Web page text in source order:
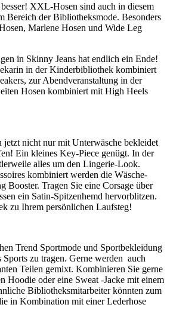
XXL-Hosen sind auch in diesem
Bereich der Bibliotheksmode. Besonders
Marlene Hosen und Wide Leg
in Skinny Jeans hat endlich ein Ende!
in der Kinderbibliothek kombiniert
zur Abendveranstaltung in der
Hosen kombiniert mit High Heels
jetzt nicht nur mit Unterwäsche bekleidet
Ein kleines Key-Piece genügt. In der
alles um den Lingerie-Look.
kombiniert werden die Wäsche-
Booster. Tragen Sie eine Corsage über
ein Satin-Spitzenhemd hervorblitzen.
zu Ihrem persönlichen Laufsteg!
Trend Sportmode und Sportbekleidung
Sports zu tragen. Gerne werden auch
Teilen gemixt. Kombinieren Sie gerne
Hoodie oder eine Sweat -Jacke mit einem
Bibliotheksmitarbeiter könnten zum
in Kombination mit einer Lederhose